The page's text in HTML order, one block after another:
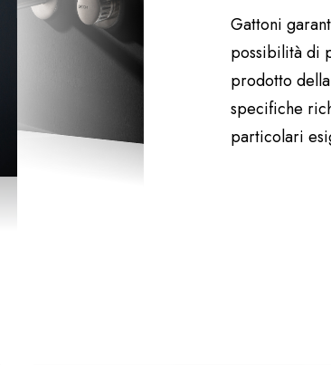
Gattoni
possibilità di
prodotto
specifiche
particolari